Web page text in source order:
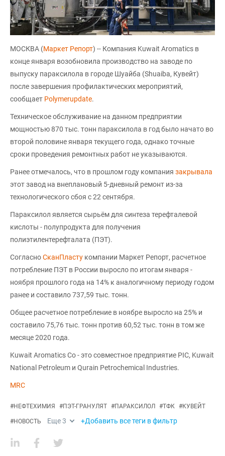
МОСКВА (Маркет Репорт) -- Компания Kuwait Aromatics в
конце января возобновила производство на заводе по
выпуску параксилола в городе Шуайба (Shuaiba, Кувейт)
после завершения профилактических мероприятий,
сообщает Polymerupdate.
Техническое обслуживание на данном предприятии
мощностью 870 тыс. тонн параксилола в год было начато во
второй половине января текущего года, однако точные
сроки проведения ремонтных работ не указываются.
Ранее отмечалось, что в прошлом году компания закрывала
этот завод на внеплановый 5-дневный ремонт из-за
технологического сбоя с 22 сентября.
Параксилол является сырьём для синтеза терефталевой
кислоты - полупродукта для получения
полиэтилентерефталата (ПЭТ).
СогласноСканПласту компании Маркет Репорт, расчетное
потребление ПЭТ в России выросло по итогам января -
ноября прошлого года на 14% к аналогичному периоду годом
ранее и составило 737,59 тыс. тонн.
Общее расчетное потребление в ноябре выросло на 25% и
составило 75,76 тыс. тонн против 60,52 тыс. тонн в том же
месяце 2020 года.
Kuwait Aromatics Co - это совместное предприятие PIC, Kuwait
National Petroleum и Qurain Petrochemical Industries.
MRC
#НЕФТЕХИМИЯ #ПЭТ-ГРАНУЛЯТ #ПАРАКСИЛОЛ #ТФК #КУВЕЙТ
#НОВОСТЬ Еще3 +Добавить все теги в фильтр